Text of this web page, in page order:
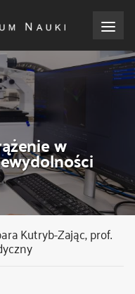
w
Kutryb-Zając, prof.